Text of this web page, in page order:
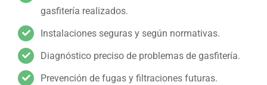
gasfitería realizados.
Instalaciones seguras y según normativas.
Diagnóstico preciso de problemas de gasfitería.
Prevención de fugas y filtraciones futuras.